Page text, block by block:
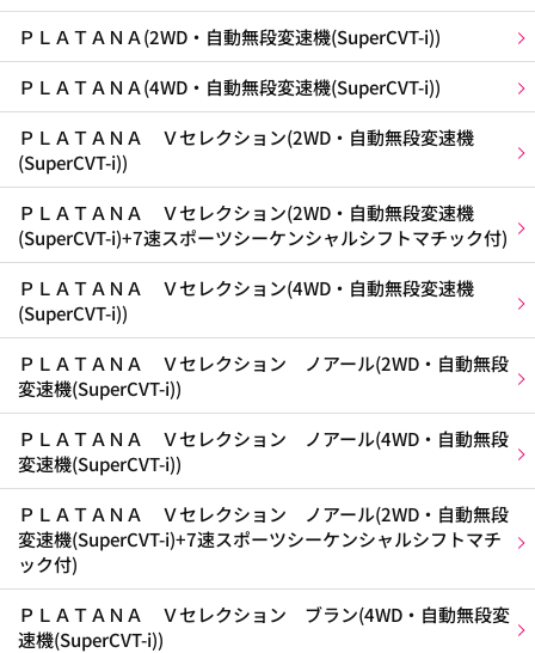
ＰＬＡＴＡＮＡ(2WD・自動無段変速機(SuperCVT-i))
ＰＬＡＴＡＮＡ(4WD・自動無段変速機(SuperCVT-i))
ＰＬＡＴＡＮＡ Ｖセレクション(2WD・自動無段変速機
(SuperCVT-i))
ＰＬＡＴＡＮＡ Ｖセレクション(2WD・自動無段変速機
(SuperCVT-i)+7速スポーツシーケンシャルシフトマチック付)
ＰＬＡＴＡＮＡ Ｖセレクション(4WD・自動無段変速機
(SuperCVT-i))
ＰＬＡＴＡＮＡ Ｖセレクション ノアール(2WD・自動無段
変速機(SuperCVT-i))
ＰＬＡＴＡＮＡ Ｖセレクション ノアール(4WD・自動無段
変速機(SuperCVT-i))
ＰＬＡＴＡＮＡ Ｖセレクション ノアール(2WD・自動無段
変速機(SuperCVT-i)+7速スポーツシーケンシャルシフトマチ
ック付)
ＰＬＡＴＡＮＡ Ｖセレクション ブラン(4WD・自動無段変
速機(SuperCVT-i))